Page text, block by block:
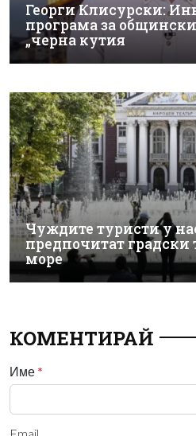
Георги Клисурски:
програма за
„черна кутия
Чуждите туристи у
предпочитат градски
море
КОМЕНТИРАЙ
Име *